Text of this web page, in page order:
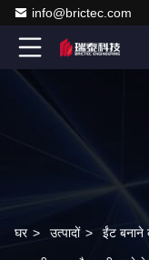
info@brictec.com
घर > उत्पादों > ईंट बनाने